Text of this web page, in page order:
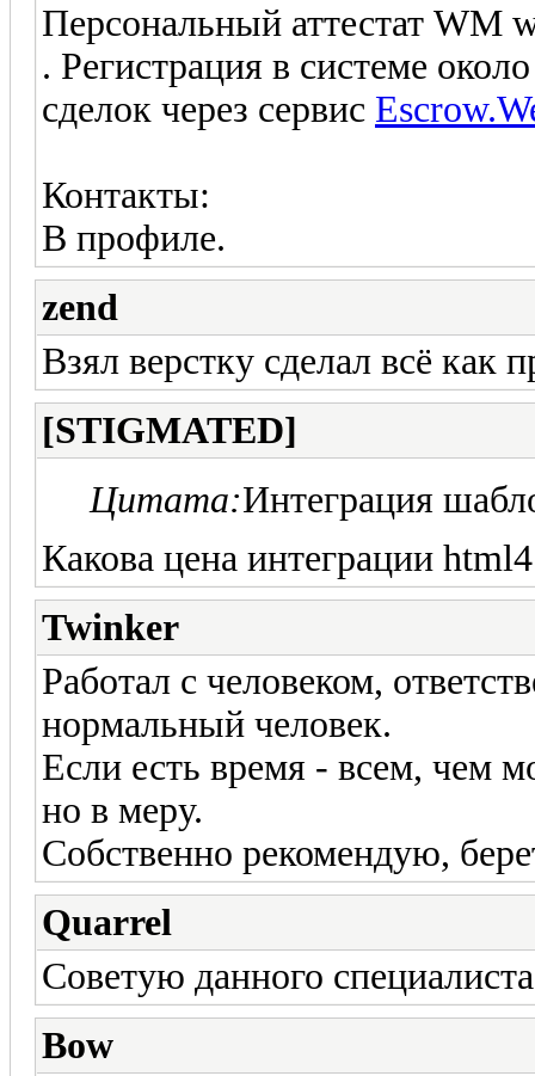
Персональный аттестат WM
. Регистрация в системе
сделок через сервис
Контакты:
В профиле.
zend
Взял верстку сделал всё как
[STIGMATED]
Цитата:Интеграция
Какова цена интеграции
Twinker
Работал с человеком,
нормальный человек.
Если есть время - всем, чем
но в меру.
Собственно рекомендую,
Quarrel
Советую данного
Bow